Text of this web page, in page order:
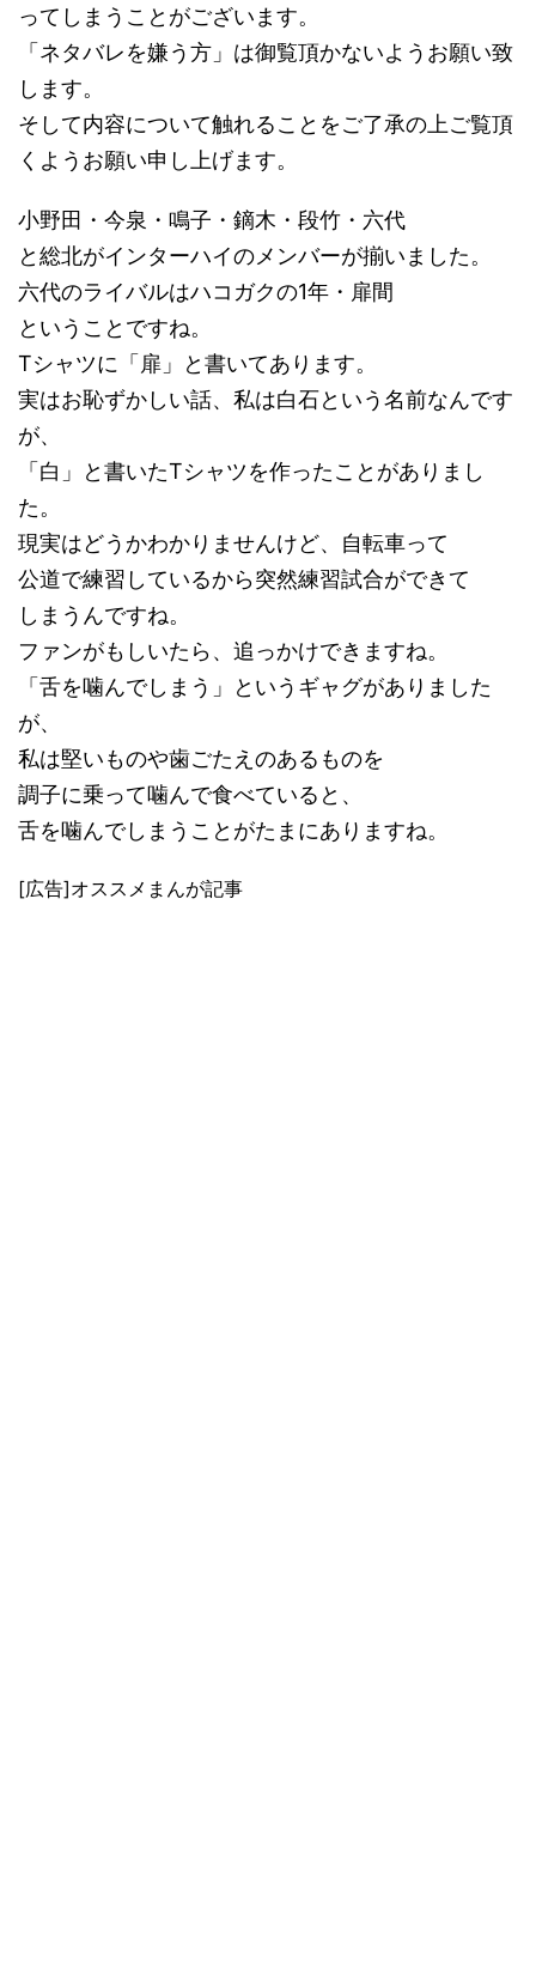
ってしまうことがございます。
「ネタバレを嫌う方」は御覧頂かないようお願い致
します。
そして内容について触れることをご了承の上ご覧頂
くようお願い申し上げます。
小野田・今泉・鳴子・鏑木・段竹・六代
と総北がインターハイのメンバーが揃いました。
六代のライバルはハコガクの1年・扉間
ということですね。
Tシャツに「扉」と書いてあります。
実はお恥ずかしい話、私は白石という名前なんです
が、
「白」と書いたTシャツを作ったことがありまし
た。
現実はどうかわかりませんけど、自転車って
公道で練習しているから突然練習試合ができて
しまうんですね。
ファンがもしいたら、追っかけできますね。
「舌を噛んでしまう」というギャグがありました
が、
私は堅いものや歯ごたえのあるものを
調子に乗って噛んで食べていると、
舌を噛んでしまうことがたまにありますね。
[広告]オススメまんが記事